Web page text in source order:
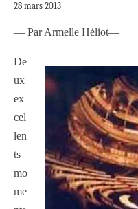
28 mars 2013
— Par Armelle Héliot—
De
ux
ex
cel
len
ts
mo
me